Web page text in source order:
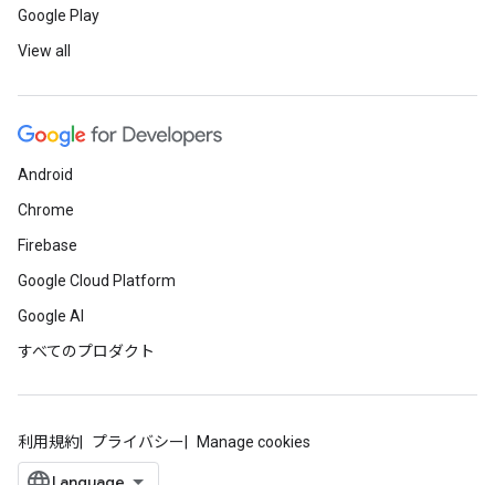
Google Play
View all
Android
Chrome
Firebase
Google Cloud Platform
Google AI
すべてのプロダクト
利用規約 プライバシー Manage cookies